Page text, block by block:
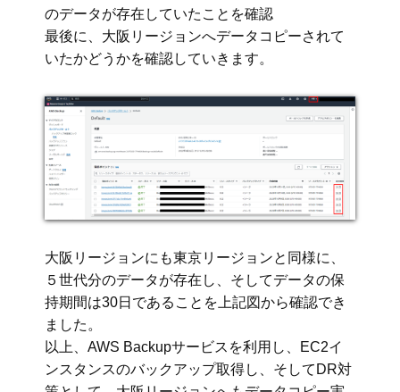
のデータが存在していたことを確認
最後に、大阪リージョンへデータコピーされて
いたかどうかを確認していきます。
大阪リージョンにも東京リージョンと同様に、
５世代分のデータが存在し、そしてデータの保
持期間は30日であることを上記図から確認でき
ました。
以上、AWS Backupサービスを利用し、EC2イ
ンスタンスのバックアップ取得し、そしてDR対